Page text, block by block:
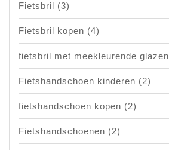
Fietsbril (3)
Fietsbril kopen (4)
fietsbril met meekleurende glazen
Fietshandschoen kinderen (2)
fietshandschoen kopen (2)
Fietshandschoenen (2)